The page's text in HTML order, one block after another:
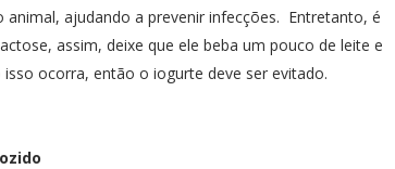
ajudando a prevenir infecções. Entretanto, é
assim, deixe que ele beba um pouco de leite e
ocorra, então o iogurte deve ser evitado.